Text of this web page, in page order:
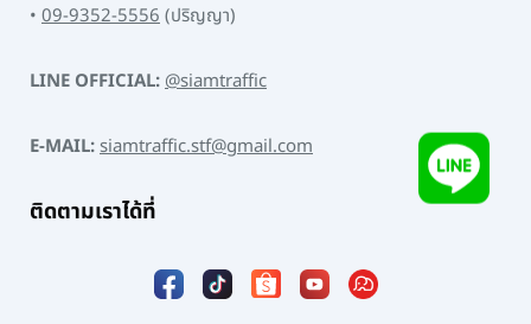
• 09-9352-5556(ปริญญา)
LINE OFFICIAL:@siamtraffic
E-MAIL:siamtraffic.stf@gmail.com
ติดตามเราได้ที่